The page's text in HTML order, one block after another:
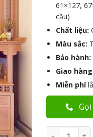
61×127,
cầu)
Chất liệu:
Màu sắc:
Bảo hành:
Giao
Miễn phí
Bàn Thờ